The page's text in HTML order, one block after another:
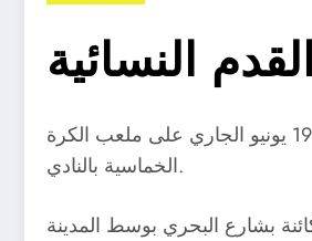
النسائية
استقر مجلس إدارة النادي الإسماعيلي برئاسة المهندس يحيى الكومي، على إنطلاق أولى تدريبات نشاط قطاع كرة القدم النسائية يوم 19 يونيو الجاري على ملعب الكرة
الخماسية بالنادي.